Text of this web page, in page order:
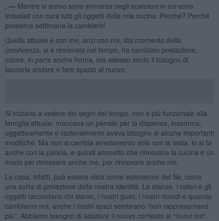
. — Mentre vi scrivo sono immersa negli scatoloni in cui sono
imballati con cura tutti gli oggetti della mia cucina. Perché? Perché
prossima settimana la cambierò!
Quella attuale è con me, anzi con noi, dal momento della
convivenza, si è rinnovata nel tempo, ha cambiato postazione,
colore, in parte anche forma, ma adesso sento il bisogno di
lasciarla andare e fare spazio al nuovo.
Si iniziano a vedere dei segni del tempo, non è più funzionale alla
famiglia attuale, mancava un pensile per la dispensa, insomma,
oggettivamente e razionalmente aveva bisogno di alcune importanti
modifiche. Ma non si cambia arredamento solo con la testa, lo si fa
anche con la pancia, e quindi ammetto che rinnovare la cucina è un
modo per rinnovare anche me, per rinnovare anche noi.
La casa, infatti, può essere vista come estensione del Sé, come
una sorta di proiezione della nostra identità. Le stanze, i colori e gli
oggetti raccontano chi siamo, i nostri gusti, i nostri ricordi e quando
cambiamo noi, anche i nostri spazi sembrano “non rappresentarci
più”. Abbiamo bisogno di adattare il nuovo contesto ai “nuovi noi”.